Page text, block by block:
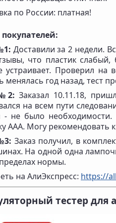
по России: платная!
Доставили за 2 недели.
что пластик слабый,
устраивает. Проверил на
менялась год назад, тест
Заказал 10.11.18,
на всем пути
- не было необходимости.
ААА. Могу рекомендовать
Заказ получил, в
На одной одна
нормы.
на АлиЭкспресс: https://
тестер для